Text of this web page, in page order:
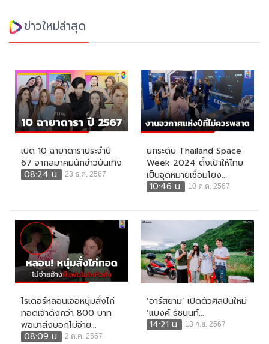
ข่าวใหม่ล่าสุด
เปิด 10 ฉายาดาราประจำปี
67 จากสมาคมนักข่าวบันเทิง
08:24 น.
23 ธ.ค. 2567
ยกระดับ Thailand Space
Week 2024 ตั้งเป้าให้ไทย
เป็นจุดหมายเชื่อมโยง...
10:46 น.
10 ต.ค. 2567
ไรเดอร์หลอนเจอหนุ่มสั่งไก่
ทอดเจ้าดังกว่า 800 บาท
พอมาส่งบอกไม่จ่าย...
08:09 น.
2 ต.ค. 2567
‘อาร์สยาม’ เปิดตัวศิลปินใหม่
‘แบงค์ ธัชนนท์...
14:21 น.
13 ก.ย. 2567